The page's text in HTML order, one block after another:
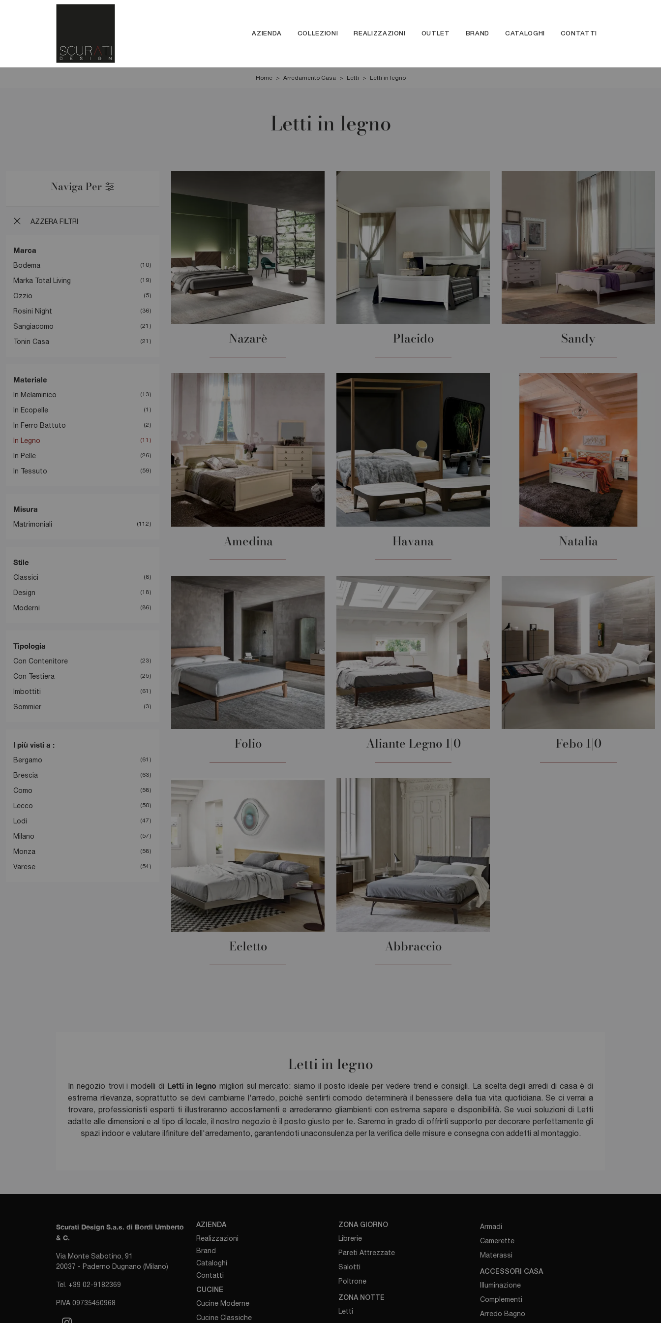
AZIENDA COLLEZIONI REALIZZAZIONI OUTLET BRAND CATALOGHI CONTATTI
Home > Arredamento Casa > Letti > Letti in legno
Letti in legno
Naviga Per
AZZERA FILTRI
Marca
Bodema 10
Marka Total Living 19
Ozzio 5
Rosini Night 36
Sangiacomo 21
Tonin Casa 21
Materiale
In Melaminico 13
In Ecopelle 1
In Ferro Battuto 2
In Legno 11
In Pelle 26
In Tessuto 59
Misura
Matrimoniali 112
Stile
Classici 8
Design 18
Moderni 86
Tipologia
Con Contenitore 23
Con Testiera 25
Imbottiti 61
Sommier 3
I più visti a :
Bergamo 61
Brescia 63
Como 58
Lecco 50
Lodi 47
Milano 57
Monza 58
Varese 54
Nazarè Placido Sandy
Amedina Havana Natalia
Folio Aliante Legno 1|0 Febo 1|0
Ecletto Abbraccio
Letti in legno
In negozio trovi i modelli di Letti in legno migliori sul mercato: siamo il posto ideale per vedere trend e consigli. La scelta degli arredi di casa è di
estrema rilevanza, soprattutto se devi cambiarne l'arredo, poiché sentirti comodo determinerà il benessere della tua vita quotidiana. Se ci verrai a
trovare, professionisti esperti ti illustreranno accostamenti e arrederanno gliambienti con estrema sapere e disponibilità. Se vuoi soluzioni di Letti
adatte alle dimensioni e al tipo di locale, il nostro negozio è il posto giusto per te. Saremo in grado di offrirti supporto per decorare perfettamente gli
spazi indoor e valutare ilfiniture dell'arredamento, garantendoti unaconsulenza per la verifica delle misure e consegna con addetti al montaggio.
Scurati Design S.a.s. di Bordi Umberto
& C.
Via Monte Sabotino, 91
20037 - Paderno Dugnano (Milano)
Tel. +39 02-9182369
P.IVA 09735450968
AZIENDA
Realizzazioni
Brand
Cataloghi
Contatti
CUCINE
Cucine Moderne
Cucine Classiche
ZONA GIORNO
Librerie
Pareti Attrezzate
Salotti
Poltrone
ZONA NOTTE
Letti
Armadi
Camerette
Materassi
ACCESSORI CASA
Illuminazione
Complementi
Arredo Bagno